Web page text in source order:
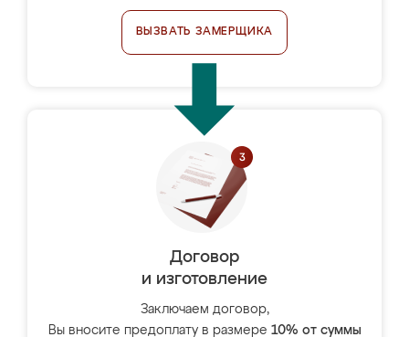
ВЫЗВАТЬ ЗАМЕРЩИКА
Договор
и изготовление
Заключаем договор,
Вы вносите предоплату в размере 10% от суммы